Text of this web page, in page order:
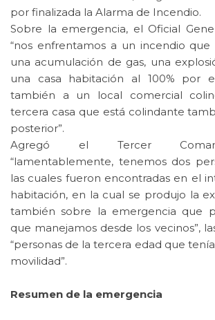
por finalizada la Alarma de Incendio.
Sobre la emergencia, el Oficial
“nos enfrentamos a un incendio
una acumulación de gas, una
una casa habitación al 100% por
también a un local comercial
tercera casa que está colindante
posterior”.
Agregó el Tercer
“lamentablemente, tenemos dos
las cuales fueron encontradas en el
habitación, en la cual se produjo la
también sobre la emergencia que
que manejamos desde los vecinos”,
“personas de la tercera edad que
movilidad”.
Resumen de la emergencia